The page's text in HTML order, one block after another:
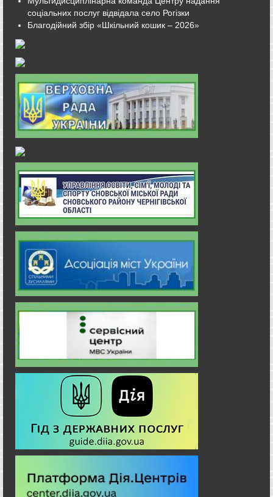
соціальних послуг відвідала село Рогізки
Благодійний збір «Шкільний кошик – 2026»